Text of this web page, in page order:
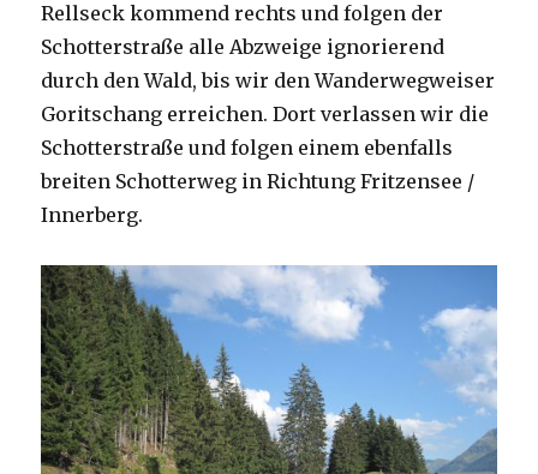
Rellseck kommend rechts und folgen der
Schotterstraße alle Abzweige ignorierend
durch den Wald, bis wir den Wanderwegweiser
Goritschang erreichen. Dort verlassen wir die
Schotterstraße und folgen einem ebenfalls
breiten Schotterweg in Richtung Fritzensee /
Innerberg.